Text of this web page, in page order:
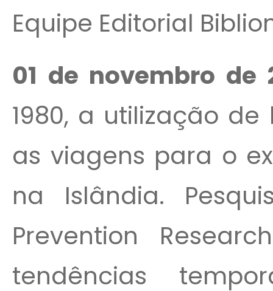
Equipe Editorial
01 de novembro
1980, a utilização
as viagens para o
na Islândia.
Prevention
tendências